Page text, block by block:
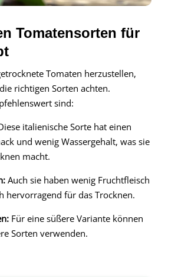
Tomatensorten für
Tomaten herzustellen,
richtigen Sorten achten.
sind:
italienische Sorte hat einen
und wenig Wassergehalt, was sie
macht.
Auch sie haben wenig Fruchtfleisch
hervorragend für das Trocknen.
Für eine süßere Variante können
Sorten verwenden.